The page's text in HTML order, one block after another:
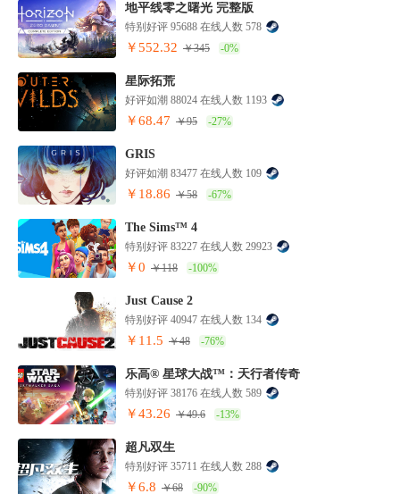
地平线零之曙光 完整版
特别好评 95688 在线人数 578
￥552.32 ￥345 -0%
星际拓荒
好评如潮 88024 在线人数 1193
￥68.47 ￥95 -27%
GRIS
好评如潮 83477 在线人数 109
￥18.86 ￥58 -67%
The Sims™ 4
特别好评 83227 在线人数 29923
￥0 ￥118 -100%
Just Cause 2
特别好评 40947 在线人数 134
￥11.5 ￥48 -76%
乐高® 星球大战™：天行者传奇
特别好评 38176 在线人数 589
￥43.26 ￥49.6 -13%
超凡双生
特别好评 35711 在线人数 288
￥6.8 ￥68 -90%